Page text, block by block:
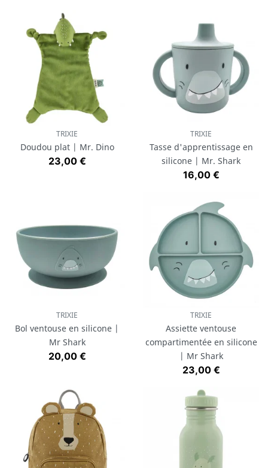
TRIXIE
Doudou plat | Mr. Dino
Prix
23,00 €
TRIXIE
Tasse d'apprentissage en
silicone | Mr. Shark
Prix
16,00 €
TRIXIE
Bol ventouse en silicone |
Mr Shark
Prix
20,00 €
TRIXIE
Assiette ventouse
compartimentée en silicone
| Mr Shark
Prix
23,00 €